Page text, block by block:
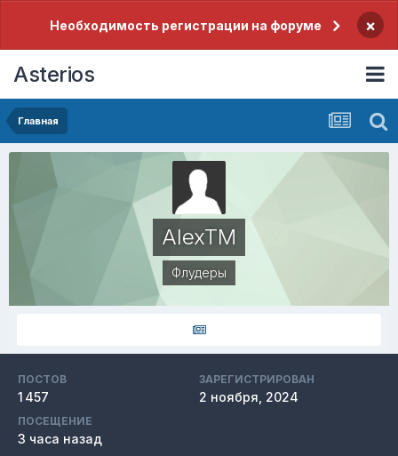
Необходимость регистрации на форуме ×
Asterios
Главная
AlexTM
Флудеры
ПОСТОВ
1 457
ЗАРЕГИСТРИРОВАН
2 ноября, 2024
ПОСЕЩЕНИЕ
3 часа назад